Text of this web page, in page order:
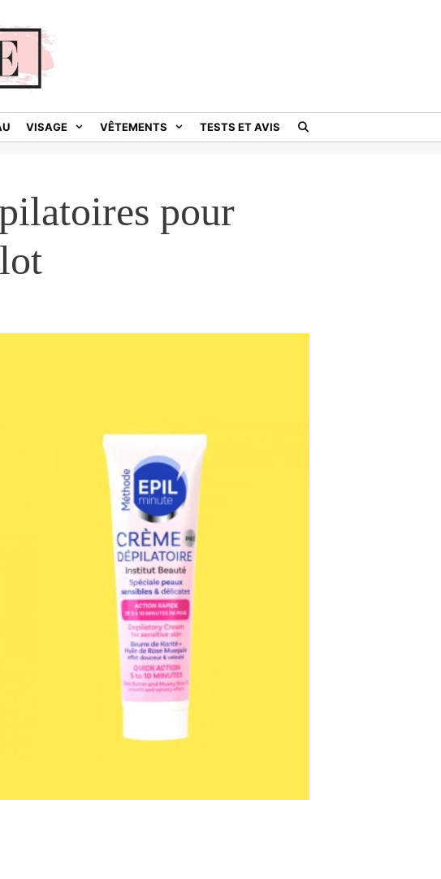
VISAGE VÊTEMENTS TESTS ET AVIS
pour